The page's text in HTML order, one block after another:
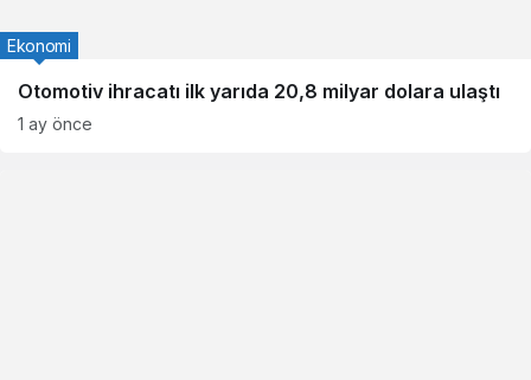
Otomotiv ihracatı ilk yarıda 20,8 milyar dolara ulaştı
Ekonomi
1 ay önce